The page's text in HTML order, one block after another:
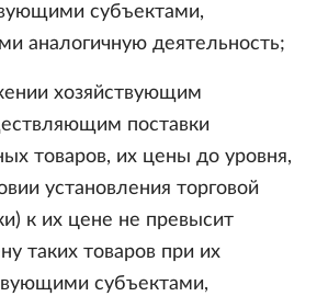
субъектами,
аналогичную деятельность;
хозяйствующим
поставки
товаров, их цены до уровня,
установления торговой
к их цене не превысит
таких товаров при их
субъектами,